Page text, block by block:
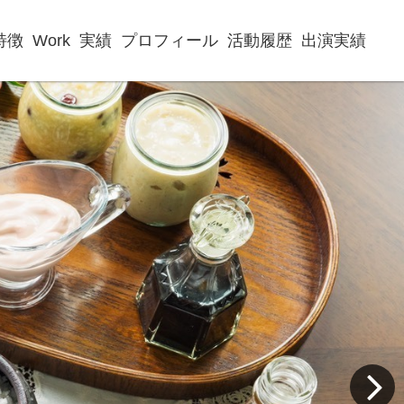
徴 Work 実績 プロフィール 活動履歴 出演実績